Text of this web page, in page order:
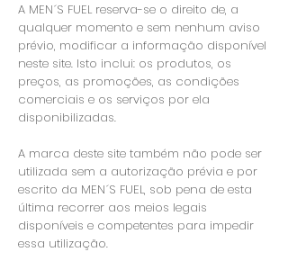
A MEN´S FUEL reserva-se o direito de, a
qualquer momento e sem nenhum aviso
prévio, modificar a informação disponível
neste site. Isto inclui: os produtos, os
preços, as promoções, as condições
comerciais e os serviços por ela
disponibilizadas.
A marca deste site também não pode ser
utilizada sem a autorização prévia e por
escrito da MEN´S FUEL, sob pena de esta
última recorrer aos meios legais
disponíveis e competentes para impedir
essa utilização.